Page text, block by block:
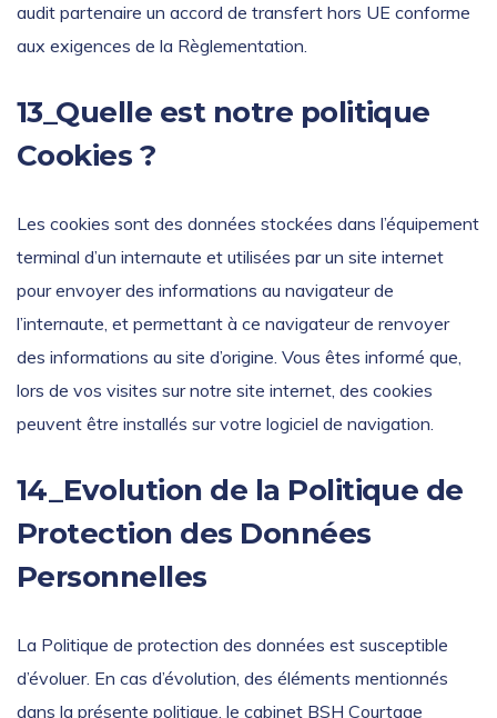
audit partenaire un accord de transfert hors UE conforme
aux exigences de la Règlementation.
13_Quelle est notre politique
Cookies ?
Les cookies sont des données stockées dans l’équipement
terminal d’un internaute et utilisées par un site internet
pour envoyer des informations au navigateur de
l’internaute, et permettant à ce navigateur de renvoyer
des informations au site d’origine. Vous êtes informé que,
lors de vos visites sur notre site internet, des cookies
peuvent être installés sur votre logiciel de navigation.
14_Evolution de la Politique de
Protection des Données
Personnelles
La Politique de protection des données est susceptible
d’évoluer. En cas d’évolution, des éléments mentionnés
dans la présente politique, le cabinet BSH Courtage